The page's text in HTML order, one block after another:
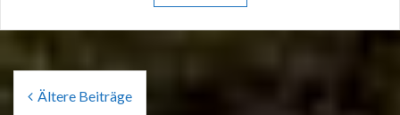
Beitragsnavigation
Ältere Beiträge